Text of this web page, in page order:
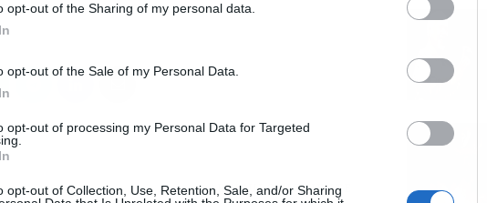
opt-out of the Sharing of my personal data.
opt-out of the Sale of my Personal Data.
opt-out of processing my Personal Data for Targeted
opt-out of Collection, Use, Retention, Sale, and/or Sharing
ARTÍCULO SIGUIENTE